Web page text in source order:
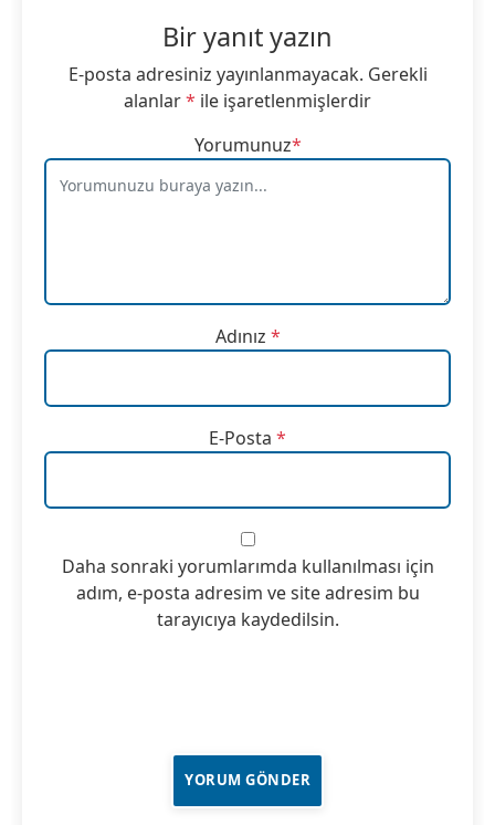
Bir yanıt yazın
E-posta adresiniz yayınlanmayacak. Gerekli
alanlar* ile işaretlenmişlerdir
Yorumunuz*
Adınız *
E-Posta *
Daha sonraki yorumlarımda kullanılması için
adım, e-posta adresim ve site adresim bu
tarayıcıya kaydedilsin.